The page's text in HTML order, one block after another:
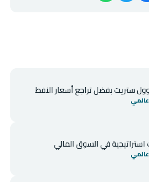
ستريت بفضل تراجع أسعار النفط
استراتيجية في السوق المالي